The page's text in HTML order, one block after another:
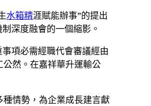
水箱精涯賦能辦事”的提出
深度融會的一個縮影。
項必需經職代會審議經由
然。在嘉祥華升運輸公
情勢，為企業成長建言獻